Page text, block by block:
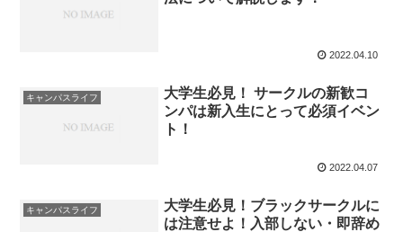
2022.04.10
キャンパスライフ
大学生必見！ サークルの新歓コ
ンパは新入生にとって必須イベン
ト！
2022.04.07
キャンパスライフ
大学生必見！ブラックサークルに
は注意せよ！入部しない・即辞め